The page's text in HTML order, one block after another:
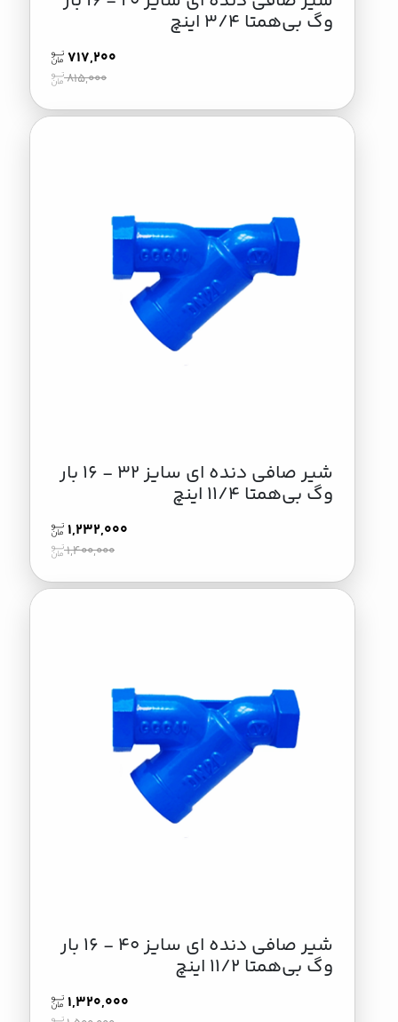
وگ بی‌همتا 3/4 اینچ
717,200
815,000
شیر صافی دنده ای سایز 32 - 16 بار
وگ بی‌همتا 11/4 اینچ
1,232,000
1,400,000
شیر صافی دنده ای سایز 40 - 16 بار
وگ بی‌همتا 11/2 اینچ
1,320,000